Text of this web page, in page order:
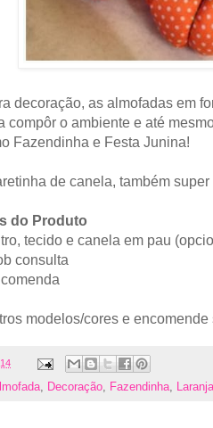
decoração, as almofadas em
compôr o ambiente e até
Fazendinha e Festa Junina!
de canela, também
do Produto
tecido e canela em pau
consulta
modelos/cores e encomende
, Decoração, Fazendinha, Laranja